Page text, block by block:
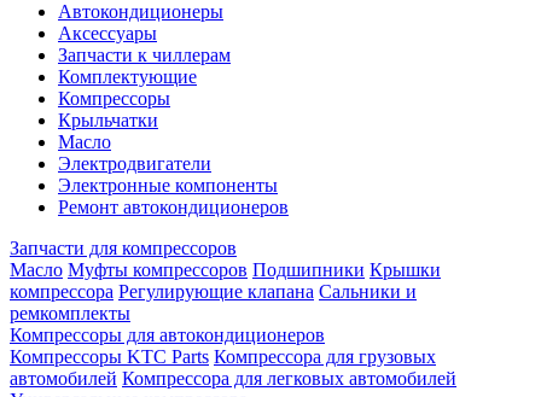
Автокондиционеры
Аксессуары
Запчасти к чиллерам
Комплектующие
Компрессоры
Крыльчатки
Масло
Электродвигатели
Электронные компоненты
Ремонт автокондиционеров
Запчасти для компрессоров
Масло Муфты компрессоров Подшипники Крышки
компрессора Регулирующие клапана Сальники и
ремкомплекты
Компрессоры для автокондиционеров
Компрессоры KTC Parts Компрессора для грузовых
автомобилей Компрессора для легковых автомобилей